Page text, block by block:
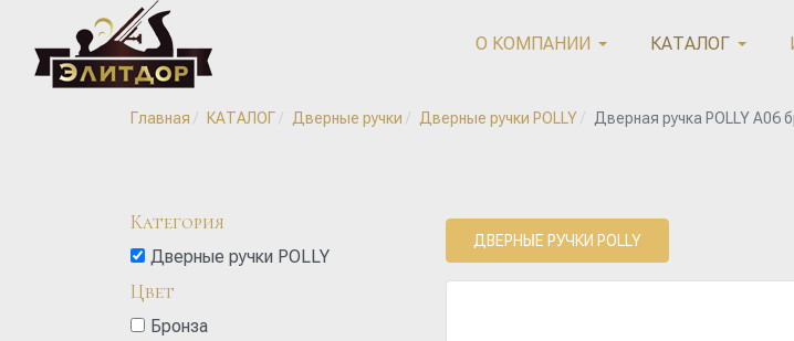
О КОМПАНИИ КАТАЛОГ
Главная КАТАЛОГ Дверные ручки Дверные ручки POLLY Дверная ручка POLLY A06
ДВЕРНЫЕ РУЧКИ POLLY
Категория
Дверные ручки POLLY
Цвет
Бронза